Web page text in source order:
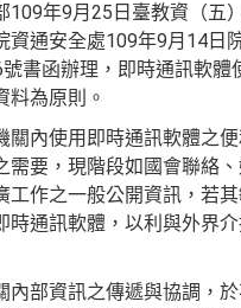
109年9月25日臺教資（五
資通安全處109年9月14日
書函辦理，即時通訊軟體
料為原則。
關內使用即時通訊軟體之
需要，現階段如國會聯絡
工作之一般公開資訊，若
時通訊軟體，以利與外界
內部資訊之傳遞與協調，